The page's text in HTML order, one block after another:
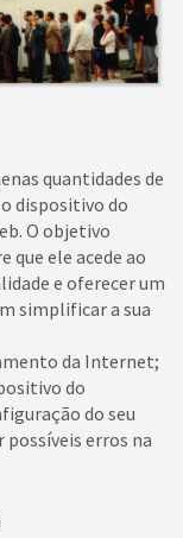
quantidades de
dispositivo do
O objetivo
que ele acede ao
e oferecer um
simplificar a sua
da Internet;
do
do seu
erros na